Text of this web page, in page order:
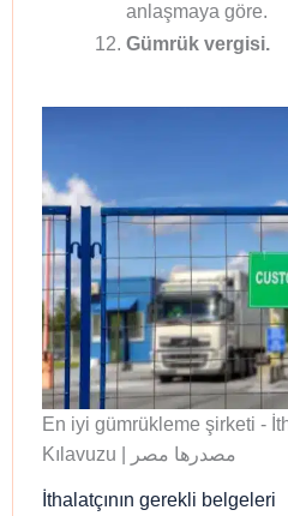
anlaşmaya göre.
Gümrük vergisi.
En iyi gümrükleme şirketi -
Kılavuzu | مصدرها مصر
İthalatçının gerekli belgeleri